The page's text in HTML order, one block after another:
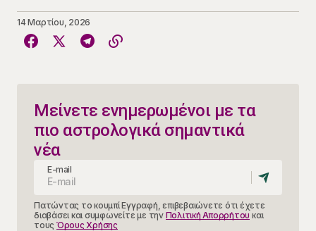
14 Μαρτίου, 2026
Μείνετε ενημερωμένοι με τα
πιο αστρολογικά σημαντικά
νέα
E-mail
Πατώντας το κουμπί Εγγραφή, επιβεβαιώνετε ότι έχετε
διαβάσει και συμφωνείτε με την Πολιτική Απορρήτου και
τους Όρους Χρήσης